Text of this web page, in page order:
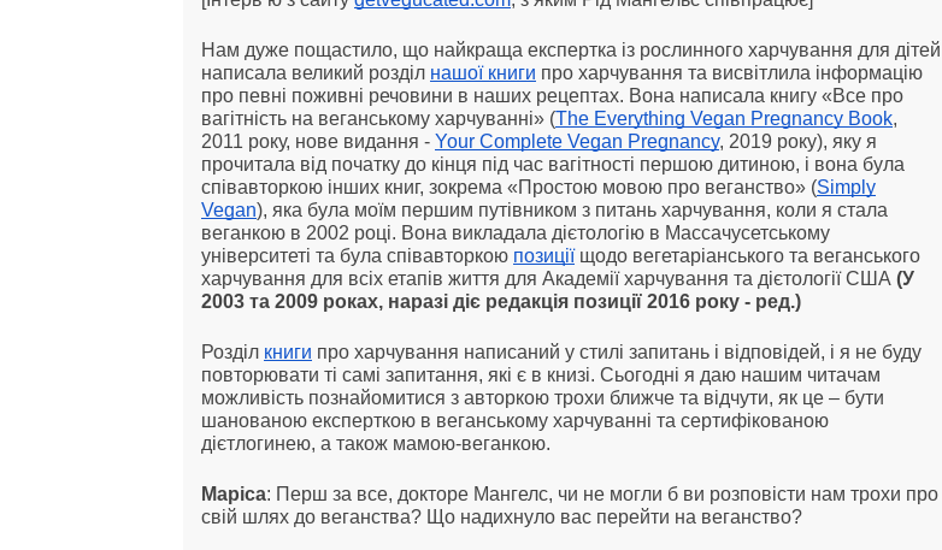
Нам дуже пощастило, що найкраща експертка із рослинного харчування для дітей
написала великий розділ нашої книги про харчування та висвітлила інформацію
про певні поживні речовини в наших рецептах. Вона написала книгу «Все про
вагітність на веганському харчуванні» (The Everything Vegan Pregnancy Book,
2011 року, нове видання - Your Complete Vegan Pregnancy, 2019 року), яку я
прочитала від початку до кінця під час вагітності першою дитиною, і вона була
співавторкою інших книг, зокрема «Простою мовою про веганство» (Simply
Vegan), яка була моїм першим путівником з питань харчування, коли я стала
веганкою в 2002 році. Вона викладала дієтологію в Массачусетському
університеті та була співавторкою позиціїщодо вегетаріанського та веганського
харчування для всіх етапів життя для Академії харчування та дієтології США (У
2003 та 2009 роках, наразі діє редакція позиції 2016 року - ред.)
Розділ книги про харчування написаний у стилі запитань і відповідей, і я не буду
повторювати ті самі запитання, які є в книзі. Сьогодні я даю нашим читачам
можливість познайомитися з авторкою трохи ближче та відчути, як це – бути
шанованою експерткою в веганському харчуванні та сертифікованою
дієтлогинею, а також мамою-веганкою.
Маріса: Перш за все, докторе Мангелс, чи не могли б ви розповісти нам трохи про
свій шлях до веганства? Що надихнуло вас перейти на веганство?